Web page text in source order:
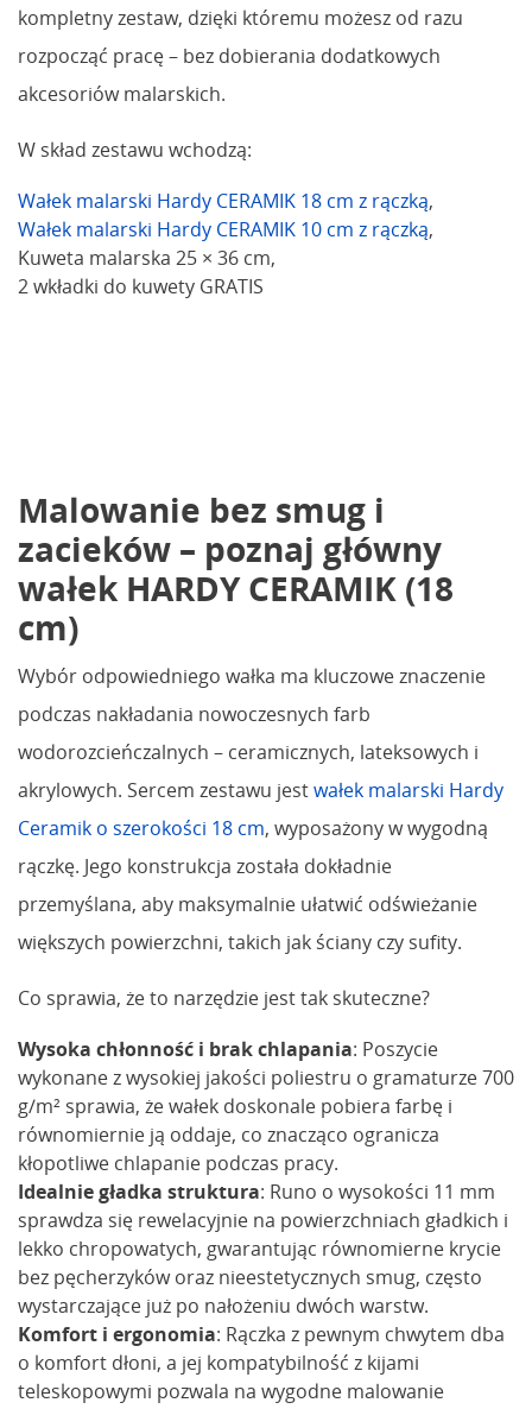
kompletny zestaw, dzięki któremu możesz od razu
rozpocząć pracę – bez dobierania dodatkowych
akcesoriów malarskich.
W skład zestawu wchodzą:
Wałek malarski Hardy CERAMIK 18 cm z rączką,
Wałek malarski Hardy CERAMIK 10 cm z rączką,
Kuweta malarska 25 × 36 cm,
2 wkładki do kuwety GRATIS
Malowanie bez smug i
zacieków – poznaj główny
wałek HARDY CERAMIK (18
cm)
Wybór odpowiedniego wałka ma kluczowe znaczenie
podczas nakładania nowoczesnych farb
wodorozcieńczalnych – ceramicznych, lateksowych i
akrylowych. Sercem zestawu jestwałek malarski Hardy
Ceramik o szerokości 18 cm, wyposażony w wygodną
rączkę. Jego konstrukcja została dokładnie
przemyślana, aby maksymalnie ułatwić odświeżanie
większych powierzchni, takich jak ściany czy sufity.
Co sprawia, że to narzędzie jest tak skuteczne?
Wysoka chłonność i brak chlapania: Poszycie
wykonane z wysokiej jakości poliestru o gramaturze 700
g/m² sprawia, że wałek doskonale pobiera farbę i
równomiernie ją oddaje, co znacząco ogranicza
kłopotliwe chlapanie podczas pracy.
Idealnie gładka struktura: Runo o wysokości 11 mm
sprawdza się rewelacyjnie na powierzchniach gładkich i
lekko chropowatych, gwarantując równomierne krycie
bez pęcherzyków oraz nieestetycznych smug, często
wystarczające już po nałożeniu dwóch warstw.
Komfort i ergonomia: Rączka z pewnym chwytem dba
o komfort dłoni, a jej kompatybilność z kijami
teleskopowymi pozwala na wygodne malowanie